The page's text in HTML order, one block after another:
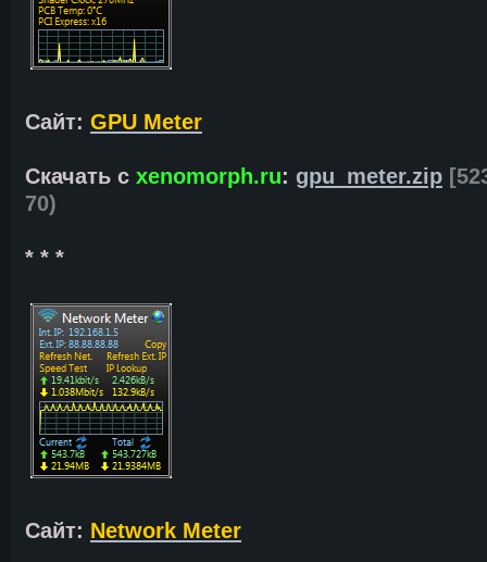
Сайт: GPU Meter
Скачать с xenomorph.ru: gpu_meter.zip
70)
* * *
Сайт: Network Meter